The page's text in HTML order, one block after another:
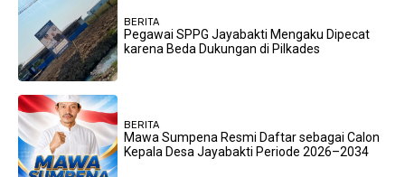
BERITA
Pegawai SPPG Jayabakti Mengaku Dipecat
karena Beda Dukungan di Pilkades
BERITA
Mawa Sumpena Resmi Daftar sebagai Calon
Kepala Desa Jayabakti Periode 2026–2034